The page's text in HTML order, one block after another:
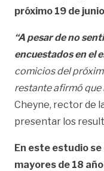
próximo 19 de
“A pesar de no
encuestados en el
comicios del
restante afirmó que
Cheyne, rector de
presentar los
En este estudio
mayores de 18